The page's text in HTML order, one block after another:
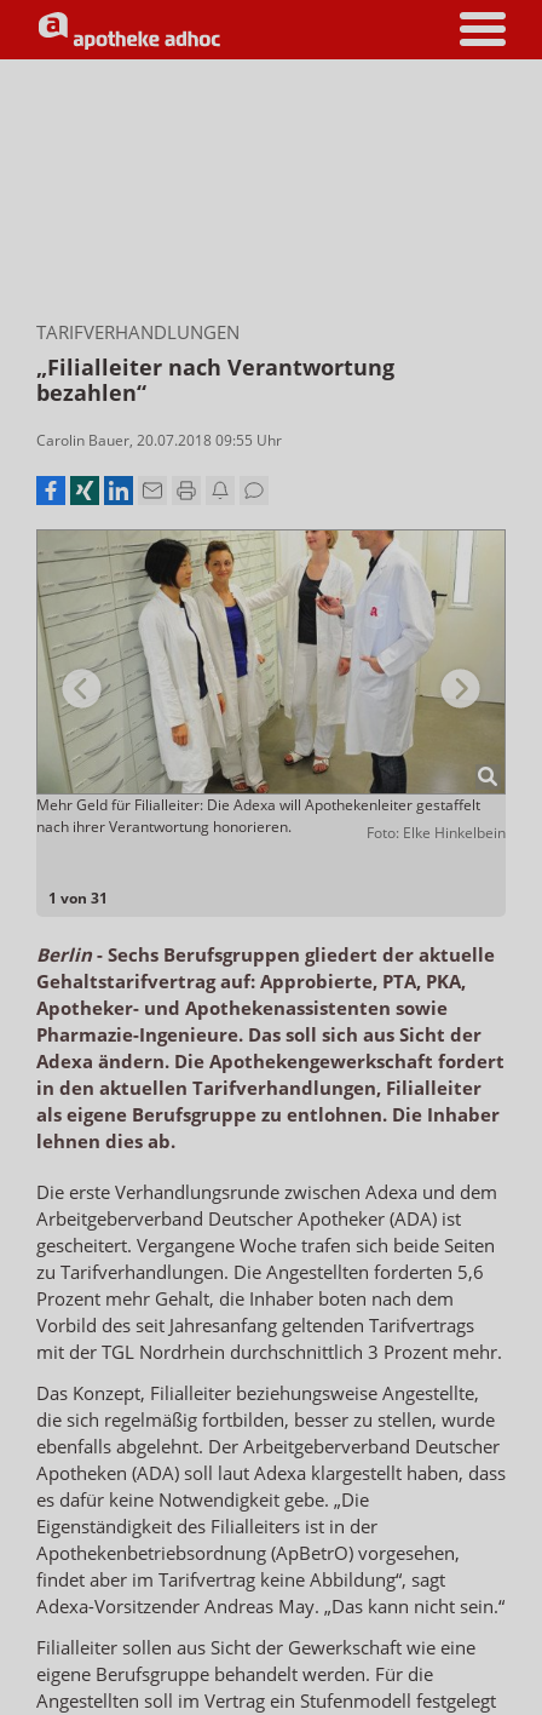
TARIFVERHANDLUNGEN
„Filialleiter nach Verantwortung
bezahlen“
Carolin Bauer, 20.07.2018 09:55 Uhr
1 von 31
Mehr Geld für Filialleiter: Die Adexa will Apothekenleiter gestaffelt
nach ihrer Verantwortung honorieren.
Foto: Elke Hinkelbein
Berlin- Sechs Berufsgruppen gliedert der aktuelle
Gehaltstarifvertrag auf: Approbierte, PTA, PKA,
Apotheker- und Apothekenassistenten sowie
Pharmazie-Ingenieure. Das soll sich aus Sicht der
Adexa ändern. Die Apothekengewerkschaft fordert
in den aktuellen Tarifverhandlungen, Filialleiter
als eigene Berufsgruppe zu entlohnen. Die Inhaber
lehnen dies ab.
Die erste Verhandlungsrunde zwischen Adexa und dem
Arbeitgeberverband Deutscher Apotheker (ADA) ist
gescheitert. Vergangene Woche trafen sich beide Seiten
zu Tarifverhandlungen. Die Angestellten forderten 5,6
Prozent mehr Gehalt, die Inhaber boten nach dem
Vorbild des seit Jahresanfang geltenden Tarifvertrags
mit der TGL Nordrhein durchschnittlich 3 Prozent mehr.
Das Konzept, Filialleiter beziehungsweise Angestellte,
die sich regelmäßig fortbilden, besser zu stellen, wurde
ebenfalls abgelehnt. Der Arbeitgeberverband Deutscher
Apotheken (ADA) soll laut Adexa klargestellt haben, dass
es dafür keine Notwendigkeit gebe. „Die
Eigenständigkeit des Filialleiters ist in der
Apothekenbetriebsordnung (ApBetrO) vorgesehen,
findet aber im Tarifvertrag keine Abbildung“, sagt
Adexa-Vorsitzender Andreas May. „Das kann nicht sein.“
Filialleiter sollen aus Sicht der Gewerkschaft wie eine
eigene Berufsgruppe behandelt werden. Für die
Angestellten soll im Vertrag ein Stufenmodell festgelegt